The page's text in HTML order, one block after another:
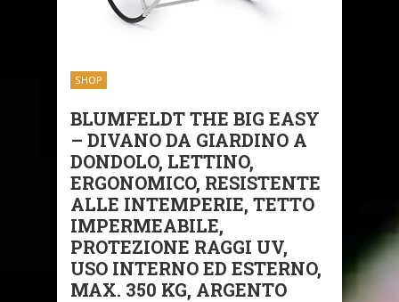
SHOP
BLUMFELDT THE BIG EASY
– DIVANO DA GIARDINO A
DONDOLO, LETTINO,
ERGONOMICO, RESISTENTE
ALLE INTEMPERIE, TETTO
IMPERMEABILE,
PROTEZIONE RAGGI UV,
USO INTERNO ED ESTERNO,
MAX. 350 KG, ARGENTO